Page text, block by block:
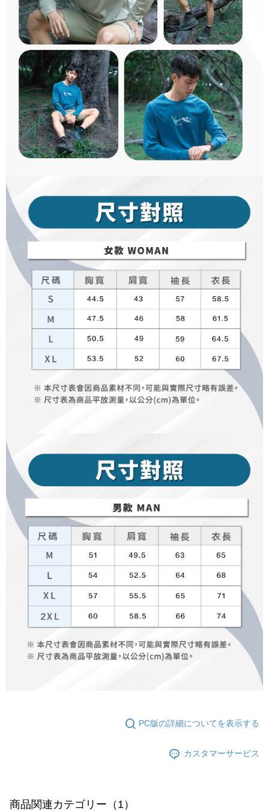
PC版の詳細についてを表示する
カスタマーサービス
商品関連カテゴリー（1）